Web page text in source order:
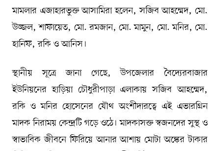
মামলার এজাহারভুক্ত আসামিরা হলেন, সজিব আহম্মেদ, মো.
উজ্জল, শাফায়েত, মো. রমজান, মো. মামুন, মো. মনির, মো.
হানিফ, রকি ও আনিস।
স্থানীয় সূত্রে জানা গেছে, উপজেলার বৈদ্যেরবাজার
ইউনিয়নের হাড়িয়া চৌধুরীপাড়া এলাকায় সজিব আহম্মেদ,
রকি ও মনির হোসেনের যৌথ অংশীদারত্বে এই এভারগ্রিন
মাদক নিরাময় কেন্দ্রটি গড়ে ওঠে। মাদকাসক্ত স্বজনদের সুস্থ ও
স্বাভাবিক জীবনে ফিরিয়ে আনার আশায় মোটা অঙ্কের টাকার